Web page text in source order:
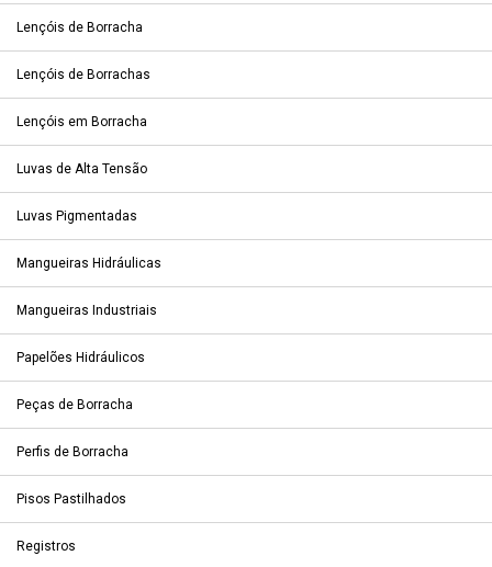
Lençóis de Borracha
Lençóis de Borrachas
Lençóis em Borracha
Luvas de Alta Tensão
Luvas Pigmentadas
Mangueiras Hidráulicas
Mangueiras Industriais
Papelões Hidráulicos
Peças de Borracha
Perfis de Borracha
Pisos Pastilhados
Registros